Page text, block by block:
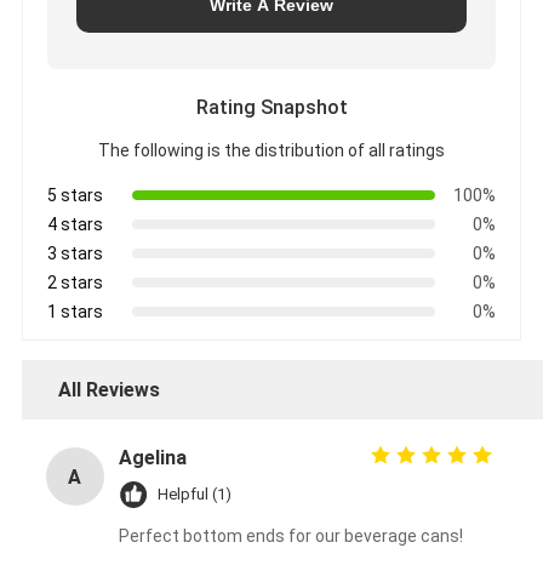
Write A Review
Rating Snapshot
The following is the distribution of all ratings
5 stars
100%
4 stars
0%
3 stars
0%
2 stars
0%
1 stars
0%
All Reviews
A
Agelina
Helpful (1)
Perfect bottom ends for our beverage cans!